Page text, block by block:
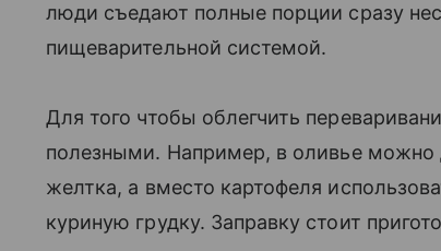
люди съедают полные порции сразу
пищеварительной системой.
Для того чтобы облегчить
полезными. Например, в оливье можно
желтка, а вместо картофеля
куриную грудку. Заправку стоит